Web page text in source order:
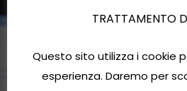
TRATTAMENTO
Questo sito utilizza i cookie
esperienza. Daremo per